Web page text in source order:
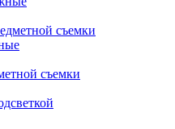
съемки
съемки